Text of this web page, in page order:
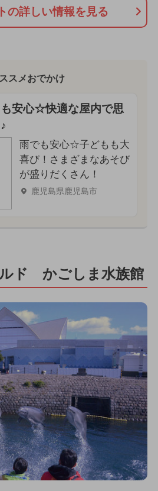
の詳しい情報を見る
スメおでかけ
安心☆快適な屋内で思
雨でも安心☆子どもも大
喜び！さまざまなあそび
が盛りだくさん！
鹿児島県鹿児島市
ド かごしま水族館